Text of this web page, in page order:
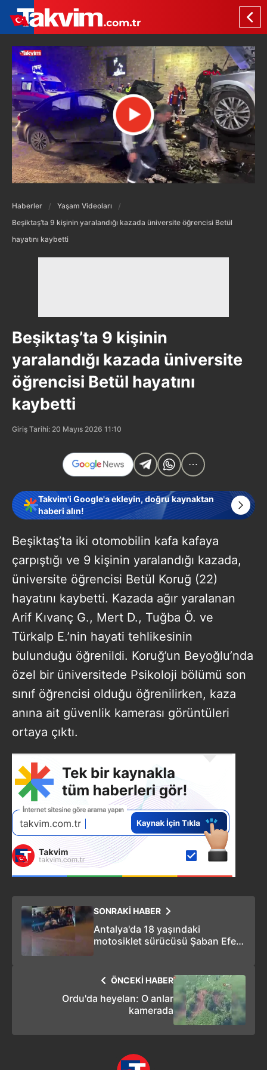
Haberler
Yaşam Videoları
Beşiktaş’ta 9 kişinin yaralandığı kazada üniversite öğrencisi Betül
hayatını kaybetti
Beşiktaş’ta 9 kişinin
yaralandığı kazada üniversite
öğrencisi Betül hayatını
kaybetti
Giriş Tarihi: 20 Mayıs 2026 11:10
Takvim'i Google'a ekleyin, doğru kaynaktan
haberi alın!
Beşiktaş’ta iki otomobilin kafa kafaya
çarpıştığı ve 9 kişinin yaralandığı kazada,
üniversite öğrencisi Betül Koruğ (22)
hayatını kaybetti. Kazada ağır yaralanan
Arif Kıvanç G., Mert D., Tuğba Ö. ve
Türkalp E.’nin hayati tehlikesinin
bulunduğu öğrenildi. Koruğ’un Beyoğlu’nda
özel bir üniversitede Psikoloji bölümü son
sınıf öğrencisi olduğu öğrenilirken, kaza
anına ait güvenlik kamerası görüntüleri
ortaya çıktı.
SONRAKİ HABER
Antalya'da 18 yaşındaki
motosiklet sürücüsü Şaban Efe
ÖNCEKİ HABER
Ordu'da heyelan: O anlar
kamerada